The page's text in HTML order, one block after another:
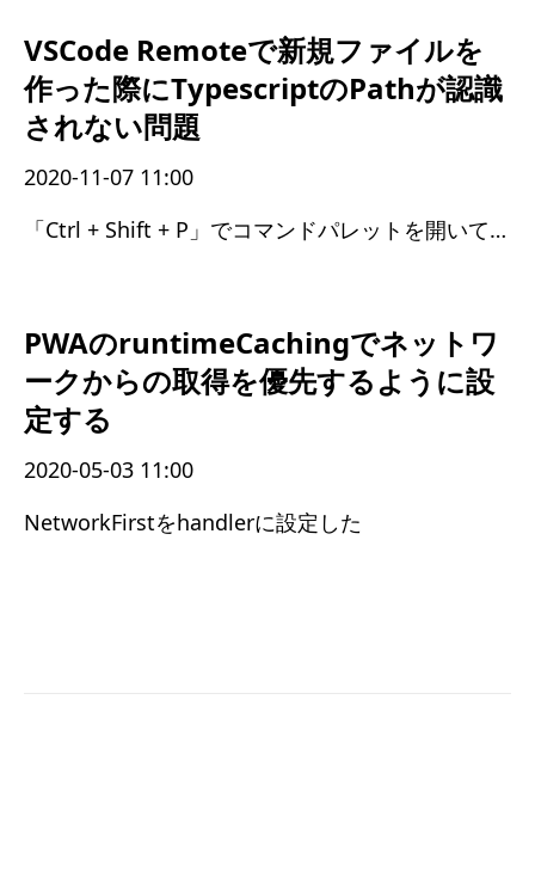
VSCode Remoteで新規ファイルを
作った際にTypescriptのPathが認識
されない問題
2020-11-07 11:00
「Ctrl + Shift + P」でコマンドパレットを開いて「Reload Window」を実行
PWAのruntimeCachingでネットワ
ークからの取得を優先するように設
定する
2020-05-03 11:00
NetworkFirstをhandlerに設定した